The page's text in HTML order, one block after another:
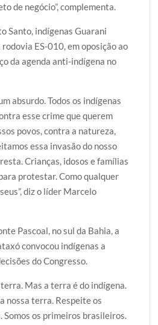
de negócio”, complementa.
Santo, indígenas Guarani
ES-010, em oposição ao
da agenda anti-indígena no
absurdo. Todos os indígenas
esse crime que querem
povos, contra a natureza,
essa invasão do nosso
Crianças, idosos e famílias
protestar. Como qualquer
diz o líder Marcelo
Pascoal, no sul da Bahia, a
convocou indígenas a
do Congresso.
Mas a terra é do indígena.
nossa terra. Respeite os
Somos os primeiros brasileiros.